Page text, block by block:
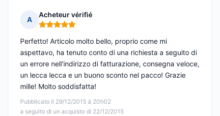
A
Acheteur vérifié
Nota: 5 su 5
Pubblicato il 29/12/2015 à 20h02
a seguito di un acquisto di 22/12/2015
Perfetto! Articolo molto bello, proprio come mi
aspettavo, ha tenuto conto di una richiesta a seguito di
un errore nell'indirizzo di fatturazione, consegna veloce,
un lecca lecca e un buono sconto nel pacco! Grazie
mille! Molto soddisfatta!